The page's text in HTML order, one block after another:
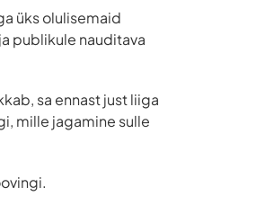
üks olulisemaid
publikule nauditava
sa ennast just liiga
mille jagamine sulle